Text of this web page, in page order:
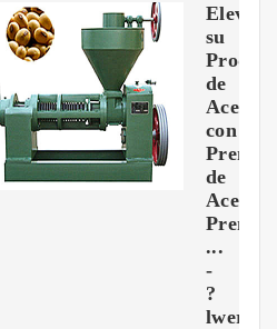
Eleve
su
de
Aceite
con
Prensas
de
Aceite
...
-
?
lwerk